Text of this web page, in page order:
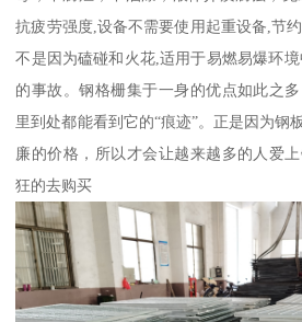
抗疲劳强度,设备不需要使用起重设备,节
不是因为磕碰和火花,适用于易燃易爆环
的事故。钢格栅集于一身的优点如此之
里到处都能看到它的“痕迹”。正是因为钢
廉的价格，所以才会让越来越多的人爱
狂的去购买